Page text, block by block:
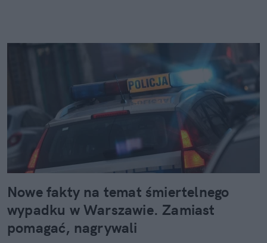
Nowe fakty na temat śmiertelnego
wypadku w Warszawie. Zamiast
pomagać, nagrywali